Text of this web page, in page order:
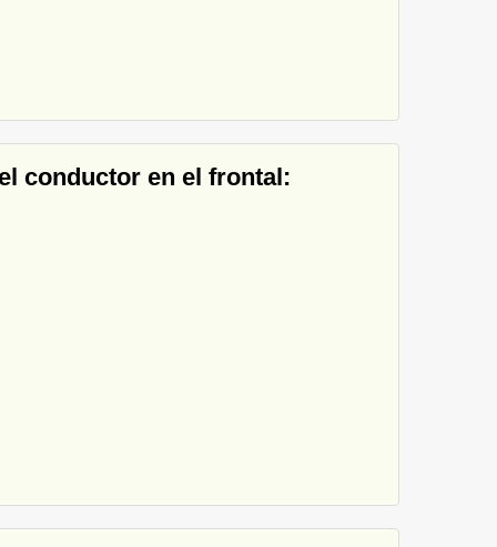
conductor en el frontal: